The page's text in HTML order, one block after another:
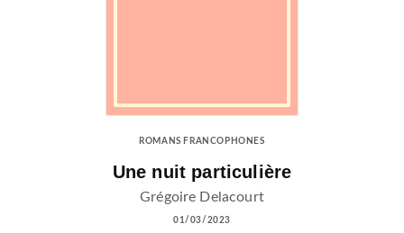
ROMANS FRANCOPHONES
Une nuit particulière
Grégoire Delacourt
01/03/2023